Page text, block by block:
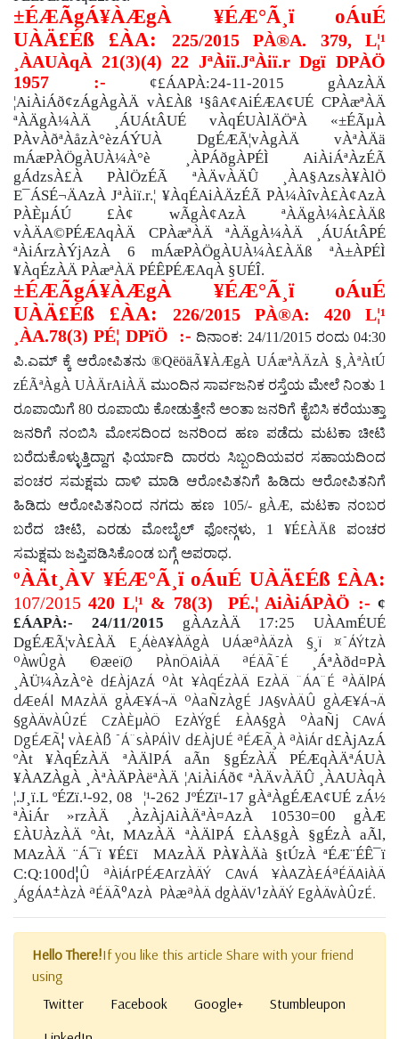
±ÉÆÃgÁ¥ÀÆgÀ ¥ÉÆ°Ã¸ï oÁuÉ
UÀÄ£Éß £ÀA: 225/2015 PÀ®A. 379, L¦¹
¸ÀAUÀqÀ 21(3)(4) 22 JªÀiï.JªÀiï.r Dgï DPÀÖ
1957 :- ¢£ÁAPÀ:24-11-2015 gÀAzÀÄ
¦AiÀiÁð¢zÁgÀgÀÄ vÀ£Àß ¹§âA¢AiÉÆA¢UÉ CPÀæªÀÄ
ªÀÄgÀ¼ÀÄ ¸ÁUÁtÂUÉ vÀqÉUÀlÄÖªÀ «±ÉÃµÀ
PÀvÀðªÀåzÀ°èzÁÝUÀ DgÉÆÃ¦vÀgÀÄ vÀªÀÄä
mÁæPÀÖgÀUÀ¼À°è ¸ÀPÁðgÀPÉÌ AiÀiÁªÀzÉÃ
gÁdzsÀ£À PÀlÖzÉÃ ªÀÄvÀÄÛ ¸ÀA§AzsÀ¥ÀlÖ
E¯ÁSÉ¬ÄAzÀ JªÀiï.r.¦ ¥ÀqÉAiÀÄzÉÃ PÀ¼ÀîvÀ£À¢AzÀ
PÀÈµÁÚ £À¢ wÃgÀ¢AzÀ ªÀÄgÀ¼À£ÀÄß
vÀÄA©PÉÆAqÀÄ CPÀæªÀÄ ªÀÄgÀ¼ÀÄ ¸ÁUÁtÂPÉ
ªÀiÁrzÀÝjAzÀ 6 mÁæPÀÖgÀUÀ¼À£ÀÄß ªÀ±ÀPÉÌ
¥ÀqÉzÀÄ PÀæªÀÄ PÉÊPÉÆAqÀ §UÉÎ.
±ÉÆÃgÁ¥ÀÆgÀ ¥ÉÆ°Ã¸ï oÁuÉ
UÀÄ£Éß £ÀA: 226/2015 PÀ®A: 420 L¦¹
¸ÀA.78(3) PÉ¦ DPïÖ :- ದಿನಾಂಕ: 24/11/2015 ರಂದು 04:30
ಪಿ.ಎಮ್ ಕ್ಕೆ ಆರೋಪಿತನು ®QëöäÃ¥ÀÆgÀ UÁæªÀÄzÀ §¸ÀªÀtÚ
zÉÃªÀgÀ UÀÄrAiÀÄ ಮುಂದಿನ ಸಾರ್ವಜನಿಕ ರಸ್ತೆಯ ಮೇಲೆ ನಿಂತು 1
ರೂಪಾಯಿಗೆ80 ರೂಪಾಯಿ ಕೋಡುತ್ತೇನೆ ಅಂತಾ ಜನರಿಗೆ ಕೈಬಿಸಿ ಕರೆಯುತ್ತಾ
ಜನರಿಗೆ ನಂಬಿಸಿ ಮೋಸದಿಂದ ಜನರಿಂದ ಹಣ ಪಡೆದು ಮಟಕಾ ಚೀಟಿ
ಬರೆದುಕೊಳ್ಳುತ್ತಿದ್ದಾಗ ಫಿರ್ಯಾದಿ ದಾರರು ಸಿಬ್ಬಂದಿಯವರ ಸಹಾಯದಿಂದ
ಪಂಚರ ಸಮಕ್ಷಮ ದಾಳಿ ಮಾಡಿ ಆರೋಪಿತನಿಗೆ ಹಿಡಿದು ಆರೋಪಿತನಿಗೆ
ಹಿಡಿದು ಆರೋಪಿತನಿಂದ ನಗದು ಹಣ 105/- gÀÆ, ಮಟಕಾ ನಂಬರ
ಬರೆದ ಚೀಟಿ, ಎರಡು ಮೋಬೈಲ್ ಫೋನ್ಗಳು, 1 ¥É£ÀÄßಪಂಚರ
ಸಮಕ್ಷಮ ಜಪ್ತಿಪಡಿಸಿಕೊಂಡ ಬಗ್ಗೆ ಅಪರಾಧ.
ºÀÄt¸ÀV ¥ÉÆ°Ã¸ï oÁuÉ UÀÄ£Éß £ÀA:
107/2015420 L¦¹ & 78(3) PÉ.¦ AiÀiÁPÀÖ :-¢
£ÁAPÀ:- 24/11/2015 gÀAzÀÄ 17:25 UÀAmÉUÉ
DgÉÆÃ¦vÀ£ÀÄ E¸ÁèA¥ÀÄgÀ UÁæªÀÄzÀ §¸ï ¤¯ÁÝtzÀ
ºÀwÛgÀ ©æeïØ PÀnÖAiÀÄ ªÉÄÃ¯É
¸ÁªÀðd¤PÀ
¸ÀÜ¼ÀzÀ°èd£ÀjAzÁ ºÀt ¥ÀqÉzÀÄ EzÀÄ ¨ÁA¨É ªÀÄlPÁ
dÆeÁl MAzÀÄ gÀÆ¥Á¬Ä ºÀaÑzÀgÉ JA§vÀÄÛ gÀÆ¥Á¬Ä
§gÀÄvÀÛzÉ CzÀÈµÀÖ EzÀÝgÉ £ÀA§gÀ ºÀaÑj CAvÁ
DgÉÆÃ¦ vÀ£Àß ¯Á¨sÀPÁÌV d£ÀjUÉ ªÉÆÃ¸À ªÀiÁr d£ÀjAzÁ
ºÀt ¥ÀqÉzÀÄ ªÀÄlPÁ aÃn §gÉzÀÄ PÉÆqÀÄªÁUÀ
¥ÀAZÀgÀ ¸ÀªÀÄPÀëªÀÄ ¦AiÀiÁð¢ ªÀÄvÀÄÛ ¸ÀAUÀqÀ
¦.J¸ï.L ºÉZï.¹-92, 08
¦¹-262 JºÉZï¹-17 gÀªÀgÉÆA¢UÉ zÁ½
ªÀiÁr »rzÀÄ ¸ÀzÀjAiÀÄªÀ¤AzÀ 10530=00 gÀÆ
£ÀUÀzÀÄ ºÀt, MAzÀÄ ªÀÄlPÁ £ÀA§gÀ §gÉzÀ aÃl,
MAzÀÄ ¨Á¯ï ¥É£ï
MAzÀÄ PÀ¥ÀÄà §tÚzÀ ªÉÆ¨ÉÊ¯ï
C:Q:100d¦Û ªÀiÁrPÉÆArzÀÄÝ CAvÁ ¥ÀAZÀ£ÁªÉÄAiÀÄ
¸ÁgÁA±ÀzÀ ªÉÄÃ°AzÀ PÀæªÀÄ dgÀÄV¹zÀÄÝ EgÀÄvÀÛzÉ.
Hello There!If you like this article Share with your friend
using
Twitter
Facebook Google+
Stumbleupon